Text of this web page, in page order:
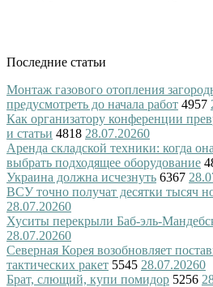
Последние статьи
Монтаж газового отопления
предусмотреть до начала работ 4957
Как организатору конференции
и статьи 4818 28.07.20260
Аренда складской техники: когда
выбрать подходящее оборудование
Украина должна исчезнуть 6367
ВСУ точно получат десятки тысяч
28.07.20260
Хуситы перекрыли Баб-эль-
28.07.20260
Северная Корея возобновляет
тактических ракет 5545 28.07.20260
Брат, слющий, купи помидор 5256